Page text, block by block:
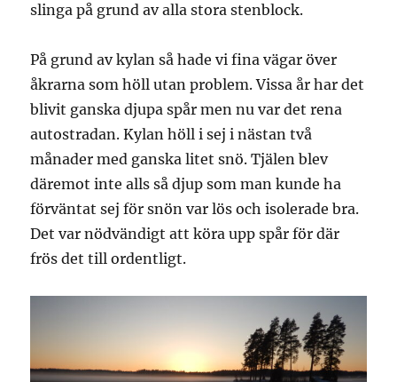
slinga på grund av alla stora stenblock.
På grund av kylan så hade vi fina vägar över
åkrarna som höll utan problem. Vissa år har det
blivit ganska djupa spår men nu var det rena
autostradan. Kylan höll i sej i nästan två
månader med ganska litet snö. Tjälen blev
däremot inte alls så djup som man kunde ha
förväntat sej för snön var lös och isolerade bra.
Det var nödvändigt att köra upp spår för där
frös det till ordentligt.